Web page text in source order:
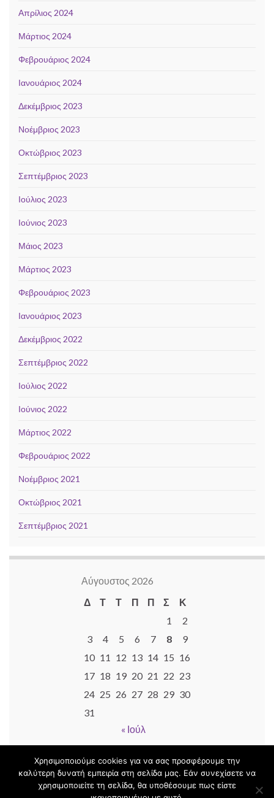
Απρίλιος 2024
Μάρτιος 2024
Φεβρουάριος 2024
Ιανουάριος 2024
Δεκέμβριος 2023
Νοέμβριος 2023
Οκτώβριος 2023
Σεπτέμβριος 2023
Ιούλιος 2023
Ιούνιος 2023
Μάιος 2023
Μάρτιος 2023
Φεβρουάριος 2023
Ιανουάριος 2023
Δεκέμβριος 2022
Σεπτέμβριος 2022
Ιούλιος 2022
Ιούνιος 2022
Μάρτιος 2022
Φεβρουάριος 2022
Νοέμβριος 2021
Οκτώβριος 2021
Σεπτέμβριος 2021
Αύγουστος 2026
Δ
Τ Τ Π Π Σ
Κ
1
2
3
4 5 6 7 8
9
10 11 12 13 14 15 16
17 18 19 20 21 22 23
24 25 26 27 28 29 30
31
« Ιούλ
© 2026 ΕΠΑ.Λ. - Ε.Κ. Πολυγύρου.
Χρησιμοποιούμε cookies για να σας προσφέρουμε την
καλύτερη δυνατή εμπειρία στη σελίδα μας. Εάν συνεχίσετε να
χρησιμοποιείτε τη σελίδα, θα υποθέσουμε πως είστε